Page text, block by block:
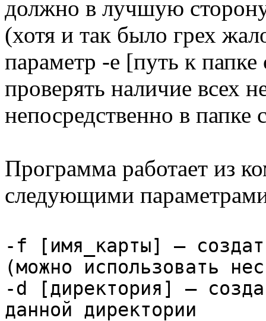
должно в лучшую сторону
(хотя и так было грех
параметр -e [путь к
проверять наличие всех
непосредственно в папке
Программа работает из
следующими
-f [имя_карты] —
(можно использовать
-d [директория] —
данной директории